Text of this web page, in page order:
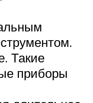
Такие
приборы